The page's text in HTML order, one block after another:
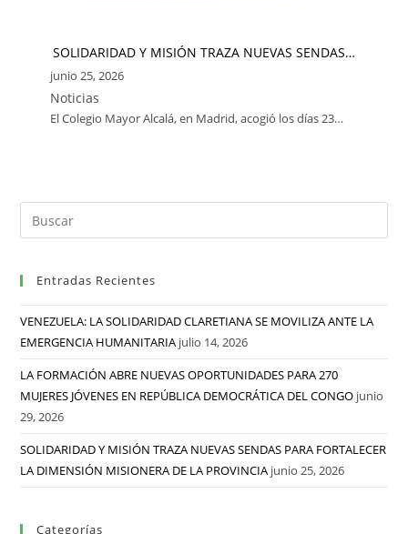
SOLIDARIDAD Y MISIÓN TRAZA NUEVAS SENDAS…
junio 25, 2026
Noticias
El Colegio Mayor Alcalá, en Madrid, acogió los días 23…
Entradas Recientes
VENEZUELA: LA SOLIDARIDAD CLARETIANA SE MOVILIZA ANTE LA
EMERGENCIA HUMANITARIA julio 14, 2026
LA FORMACIÓN ABRE NUEVAS OPORTUNIDADES PARA 270
MUJERES JÓVENES EN REPÚBLICA DEMOCRÁTICA DEL CONGO junio
29, 2026
SOLIDARIDAD Y MISIÓN TRAZA NUEVAS SENDAS PARA FORTALECER
LA DIMENSIÓN MISIONERA DE LA PROVINCIA junio 25, 2026
Categorías